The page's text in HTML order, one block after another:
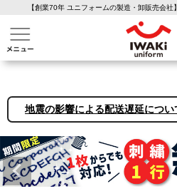
【創業70年 ユニフォームの製造・卸販売会
介護ユニフォーム 作業着・作業服
地震の影響による配送遅延につ